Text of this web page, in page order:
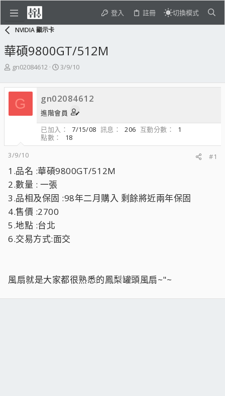
登入 註冊 切換模式
NVIDIA 顯示卡
華碩9800GT/512M
主
發
人
gn02084612
開
日
期
3/9/10
G gn02084612
進階會員
已加入
7/15/08 訊息 206 互動分數
1
點數
18
3/9/10
#1
1.品名 :華碩9800GT/512M
2.數量 : 一張
3.品相及保固 :98年二月購入 剩餘將近兩年保固
4.售價 :2700
5.地點 :台北
6.交易方式:面交
風扇就是大家都很熟悉的鳳梨罐頭風扇~"~